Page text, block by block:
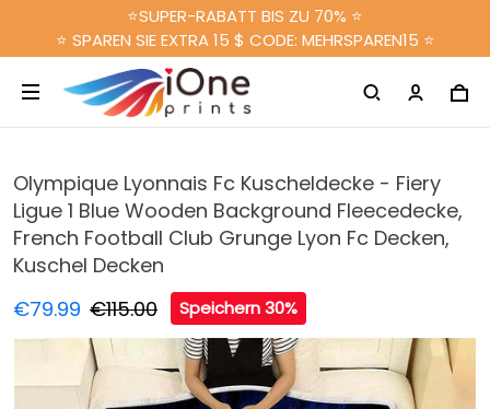
⭐SUPER-RABATT BIS ZU 70% ⭐
⭐ SPAREN SIE EXTRA 15 $ CODE: MEHRSPAREN15 ⭐
Olympique Lyonnais Fc Kuscheldecke - Fiery
Ligue 1 Blue Wooden Background Fleecedecke,
French Football Club Grunge Lyon Fc Decken,
Kuschel Decken
€79.99 €115.00 Speichern 30%